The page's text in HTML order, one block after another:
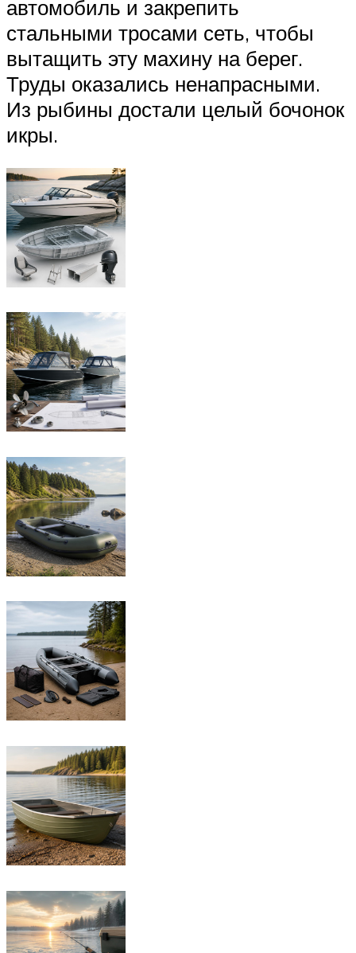
автомобиль и закрепить
стальными тросами сеть, чтобы
вытащить эту махину на берег.
Труды оказались ненапрасными.
Из рыбины достали целый бочонок
икры.